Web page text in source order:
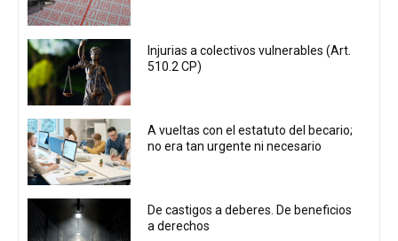
Injurias a colectivos vulnerables (Art.
510.2 CP)
A vueltas con el estatuto del becario;
no era tan urgente ni necesario
De castigos a deberes. De beneficios
a derechos